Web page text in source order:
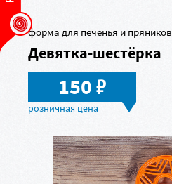
форма для печенья и пряников
Девятка-шестёрка
150в